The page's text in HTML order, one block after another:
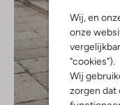
Wij, en
onze
"cookies").
Wij
zorgen dat
Ontdek de